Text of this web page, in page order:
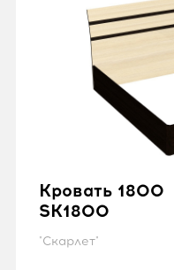
Кровать 1800
SK1800
"Скарлет"